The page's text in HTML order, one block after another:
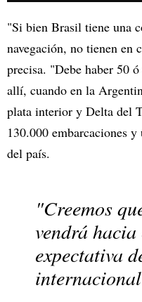
"Si bien Brasil tiene una
navegación, no tienen en
precisa. "Debe haber 50
allí, cuando en la
plata interior y Delta del
130.000 embarcaciones
del país.
"Creemos
vendrá
expectativa